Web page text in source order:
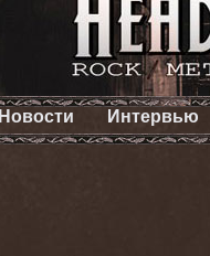
Новости Интервью